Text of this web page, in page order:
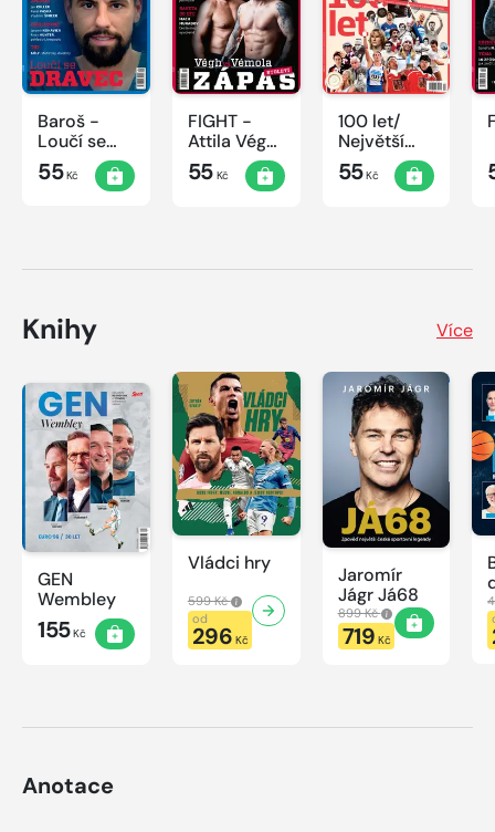
Baroš -
Loučí se
dravec
55Kč
FIGHT -
Attila Végh
vs. Karlos
Vémola
55Kč
100 let/
Největší
okamžiky
českého
55Kč
Knihy Více
GEN
Wembley
155Kč
Vládci hry
599 Kč
od
296 Kč
Jaromír
Jágr Já68
899 Kč
719 Kč
Anotace